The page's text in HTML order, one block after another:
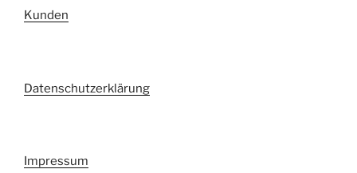
Kunden
Datenschutzerklärung
Impressum